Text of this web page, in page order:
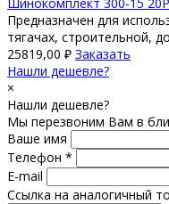
Предназначен для
тягачах, строительной,
25819,00 ₽ Заказать
Нашли дешевле?
×
Нашли дешевле?
Мы перезвоним Вам в
Ваше имя
Телефон *
E-mail
Ссылка на аналогичный